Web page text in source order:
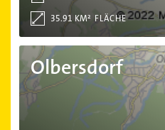
FLÄCHE
35.91 KM²
Olbersdorf
Olbersdorf